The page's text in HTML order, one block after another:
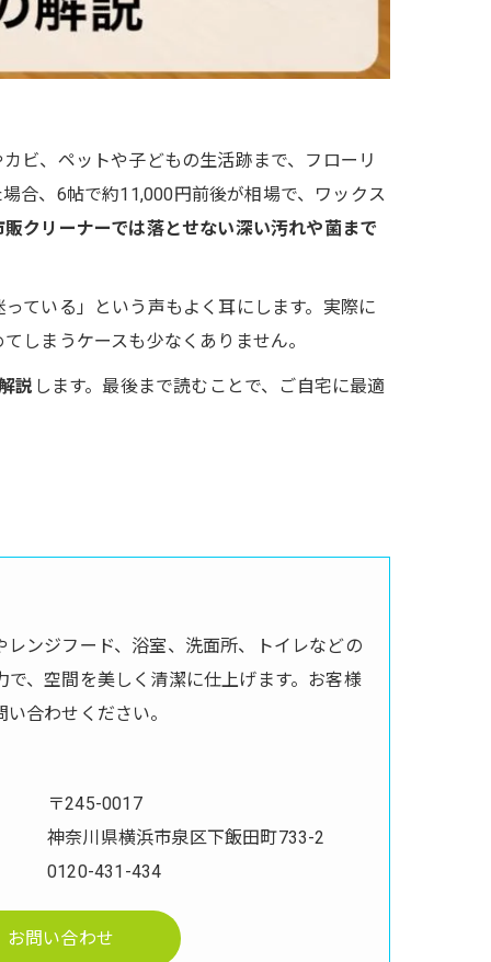
ビ、ペットや子どもの生活跡まで、フローリ
合、6帖で約11,000円前後が相場で、ワックス
クリーナーでは落とせない深い汚れや菌まで
ている」という声もよく耳にします。実際に
しまうケースも少なくありません。
説 します。最後まで読むことで、ご自宅に最適
ンジフード、浴室、洗面所、トイレなどの
、空間を美しく清潔に仕上げます。お客様
合わせください。
〒245-0017
神奈川県横浜市泉区下飯田町733-2
0120-431-434
お問い合わせ